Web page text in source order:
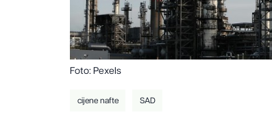
Foto: Pexels
cijene nafte SAD